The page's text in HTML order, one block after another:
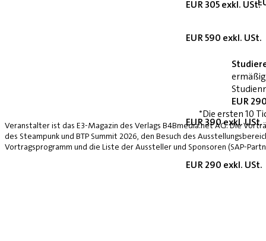
EUR 305 exkl. USt.
EUR 590 exkl. USt.
EUR 390 exkl. USt.
EUR 290 exkl. USt.
EUR
*Die ersten 10
Veranstalter ist das E3-Magazin des Verlags B4Bmedia.net AG. Die
des Steampunk und BTP Summit 2026, den Besuch des
Vortragsprogramm und die Liste der Aussteller und Sponsoren (SAP-